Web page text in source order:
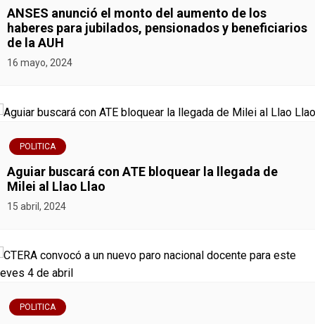
ANSES anunció el monto del aumento de los
haberes para jubilados, pensionados y beneficiarios
de la AUH
16 mayo, 2024
POLITICA
Aguiar buscará con ATE bloquear la llegada de
Milei al Llao Llao
15 abril, 2024
POLITICA